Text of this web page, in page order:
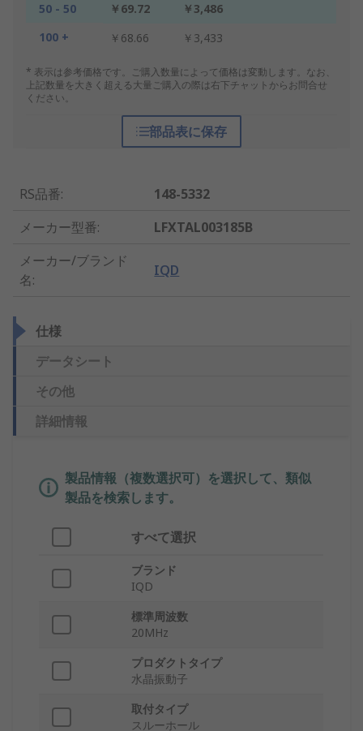
50 - 50 ￥69.72
￥3,486
100 +
￥68.66 ￥3,433
* 表示は参考価格です。ご購入数量によって価格は変動します。なお、
上記数量を大きく超える大量ご購入の際は右下チャットからお問合せ
ください。
部品表に保存
RS品番:
148-5332
メーカー型番:
LFXTAL003185B
メーカー/ブランド
名:
IQD
仕様
データシート
その他
詳細情報
製品情報（複数選択可）を選択して、類似
製品を検索します。
すべて選択
ブランド
IQD
標準周波数
20MHz
プロダクトタイプ
水晶振動子
取付タイプ
スルーホール